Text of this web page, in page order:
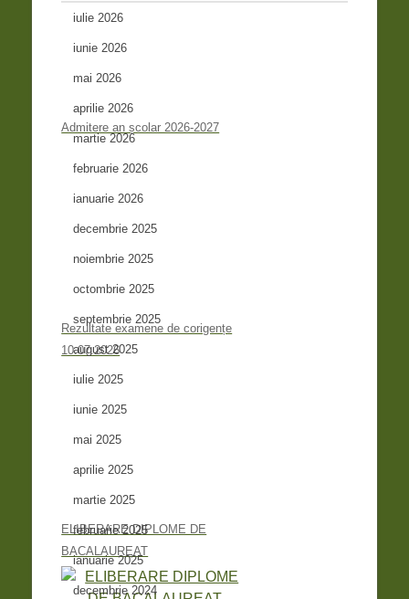
Admitere an școlar 2026-2027
Rezultate examene de corigențe
10.07.2026
ELIBERARE DIPLOME DE
BACALAUREAT
iulie 2026
iunie 2026
mai 2026
aprilie 2026
martie 2026
februarie 2026
ianuarie 2026
decembrie 2025
noiembrie 2025
octombrie 2025
septembrie 2025
august 2025
iulie 2025
iunie 2025
mai 2025
aprilie 2025
martie 2025
februarie 2025
ianuarie 2025
decembrie 2024